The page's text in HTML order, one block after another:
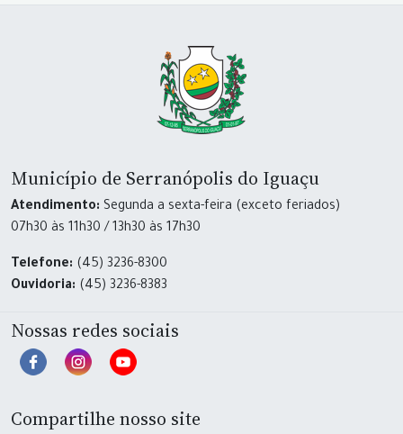
Município de Serranópolis do Iguaçu
Atendimento: Segunda a sexta-feira (exceto feriados)
07h30 às 11h30 / 13h30 às 17h30
Telefone: (45) 3236-8300
Ouvidoria: (45) 3236-8383
Nossas redes sociais
Compartilhe nosso site